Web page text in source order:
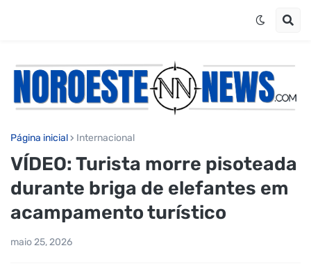
Página inicial Internacional
VÍDEO: Turista morre pisoteada
durante briga de elefantes em
acampamento turístico
maio 25, 2026